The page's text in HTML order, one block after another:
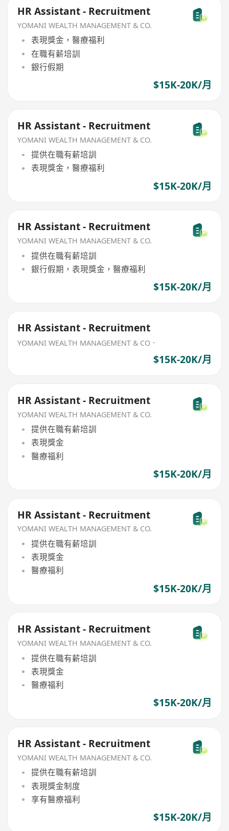
HR Assistant - Recruitment
YOMANI WEALTH MANAGEMENT & CO.
表現獎金，醫療福利
在職有薪培訓
銀行假期
$15K-20K/月
HR Assistant - Recruitment
YOMANI WEALTH MANAGEMENT & CO.
提供在職有薪培訓
表現獎金，醫療福利
$15K-20K/月
HR Assistant - Recruitment
YOMANI WEALTH MANAGEMENT & CO.
提供在職有薪培訓
銀行假期，表現獎金，醫療福利
$15K-20K/月
HR Assistant - Recruitment
YOMANI WEALTH MANAGEMENT & CO．
$15K-20K/月
HR Assistant - Recruitment
YOMANI WEALTH MANAGEMENT & CO.
提供在職有薪培訓
表現獎金
醫療福利
$15K-20K/月
HR Assistant - Recruitment
YOMANI WEALTH MANAGEMENT & CO.
提供在職有薪培訓
表現獎金
醫療福利
$15K-20K/月
HR Assistant - Recruitment
YOMANI WEALTH MANAGEMENT & CO.
提供在職有薪培訓
表現獎金
醫療福利
$15K-20K/月
HR Assistant - Recruitment
YOMANI WEALTH MANAGEMENT & CO.
提供在職有薪培訓
表現獎金制度
享有醫療福利
$15K-20K/月